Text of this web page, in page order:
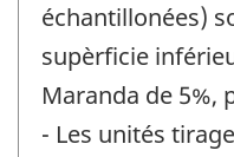
échantillonées)
supèrficie
Maranda de 5%,
- Les unités